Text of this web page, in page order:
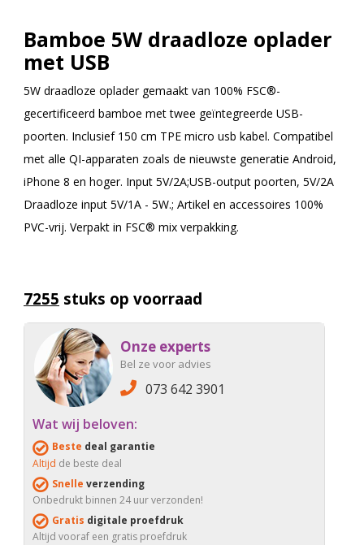
Bamboe 5W draadloze oplader
met USB
5W draadloze oplader gemaakt van 100% FSC®-
gecertificeerd bamboe met twee geïntegreerde USB-
poorten. Inclusief 150 cm TPE micro usb kabel. Compatibel
met alle QI-apparaten zoals de nieuwste generatie Android,
iPhone 8 en hoger. Input 5V/2A;USB-output poorten, 5V/2A
Draadloze input 5V/1A - 5W.; Artikel en accessoires 100%
PVC-vrij. Verpakt in FSC® mix verpakking.
7255 stuks op voorraad
Onze experts
Bel ze voor advies
073 642 3901
Wat wij beloven:
Beste deal garantie
Altijd de beste deal
Snelle verzending
Onbedrukt binnen 24 uur verzonden!
Gratis digitale proefdruk
Altijd vooraf een gratis proefdruk